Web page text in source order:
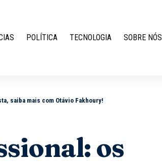
POLÍTICA TECNOLOGIA SOBRE NÓS
saiba mais com Otávio Fakhoury!
os